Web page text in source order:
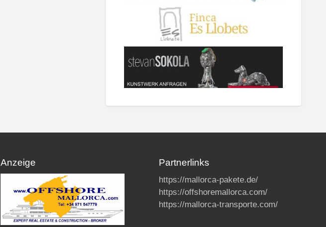
Anzeige Partnerlinks
https://mallorca-pakete.de/
https://offshoremallorca.com/
https://mallorca-transporte.com/